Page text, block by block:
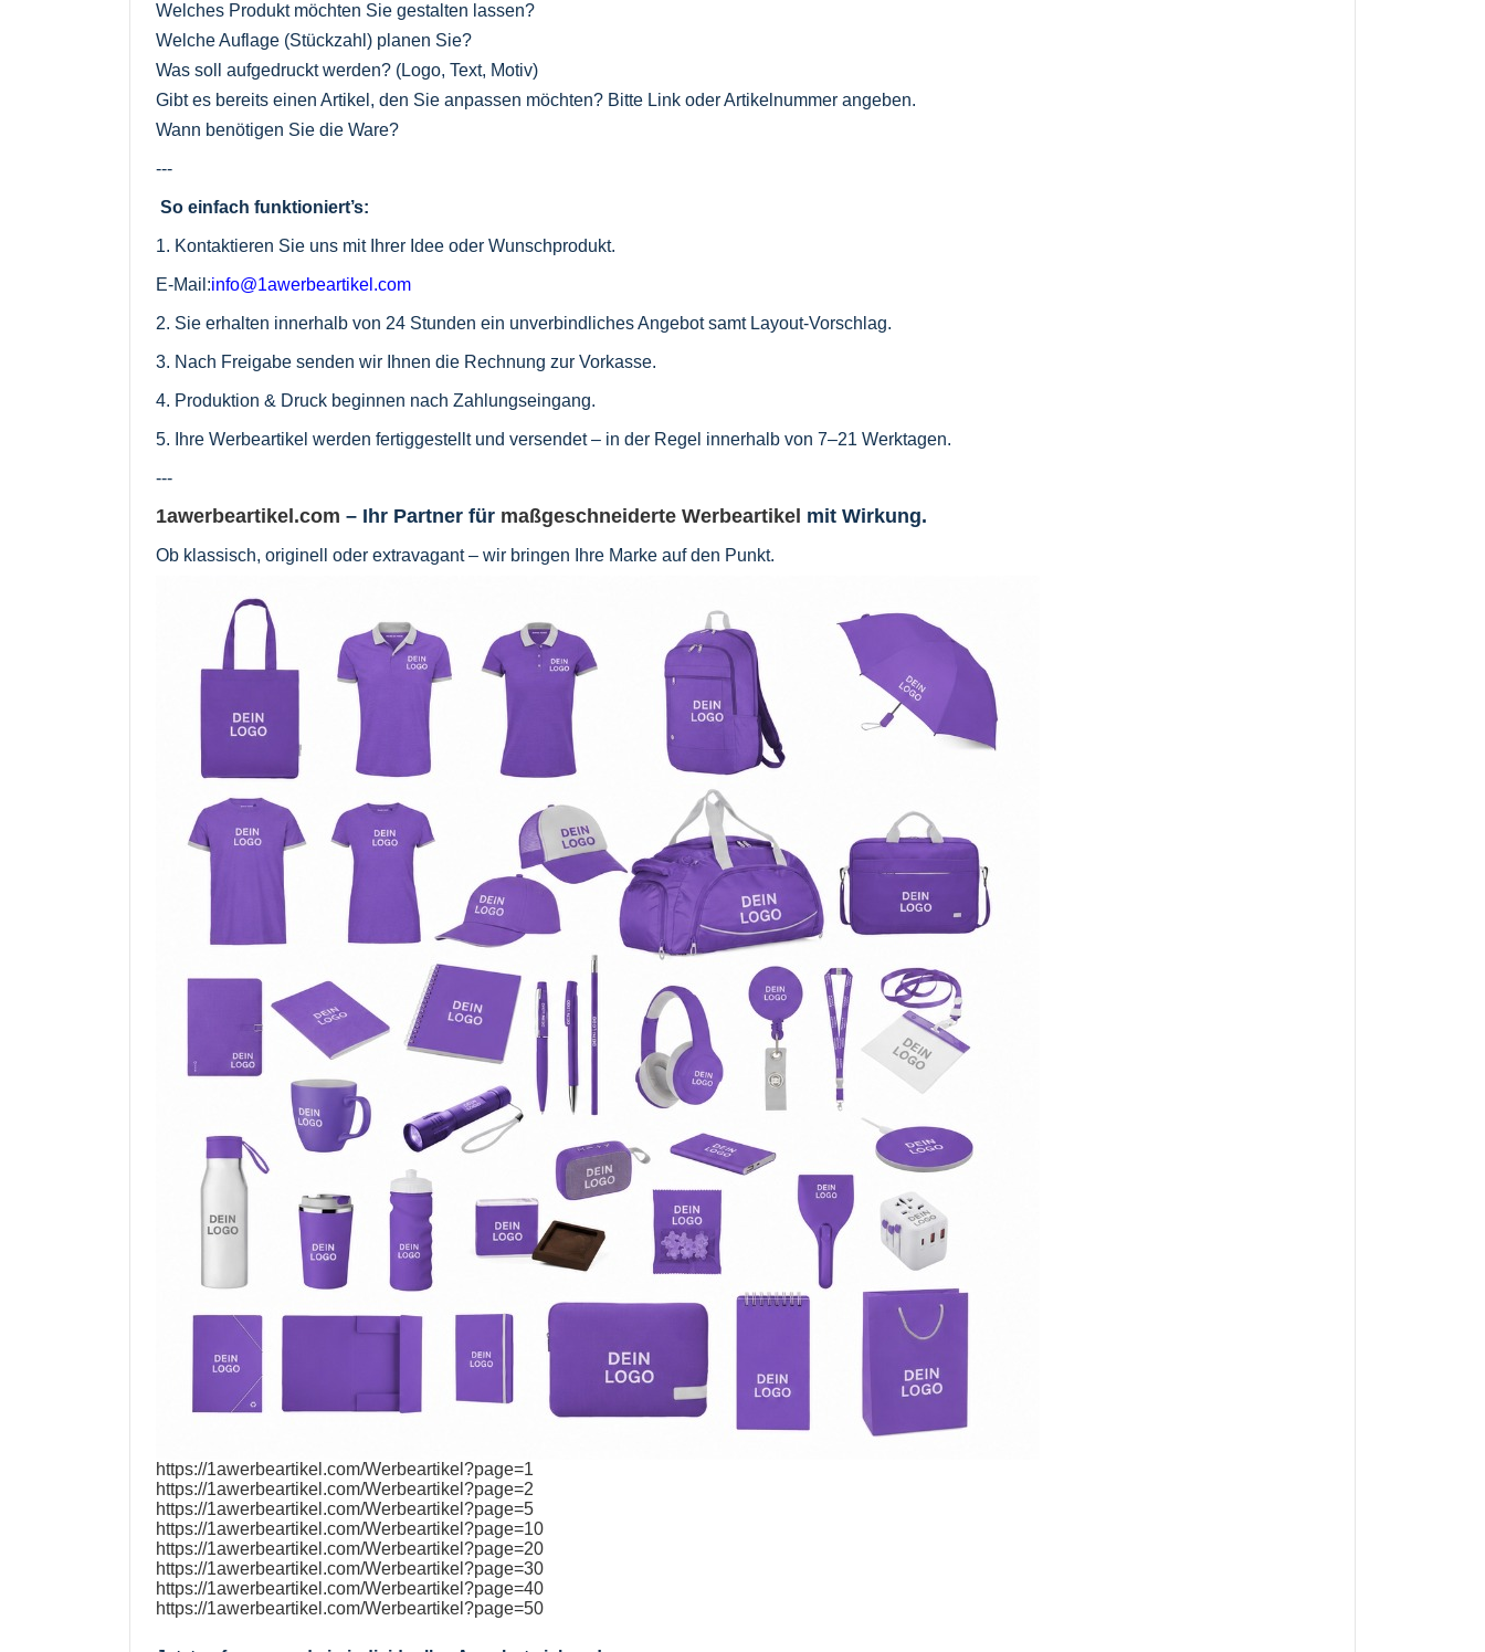
Welches Produkt möchten Sie gestalten lassen?
Welche Auflage (Stückzahl) planen Sie?
Was soll aufgedruckt werden? (Logo, Text, Motiv)
Gibt es bereits einen Artikel, den Sie anpassen möchten? Bitte Link oder Artikelnummer angeben.
Wann benötigen Sie die Ware?
---
So einfach funktioniert’s:
1. Kontaktieren Sie uns mit Ihrer Idee oder Wunschprodukt.
E-Mail:info@1awerbeartikel.com
2. Sie erhalten innerhalb von 24 Stunden ein unverbindliches Angebot samt Layout-Vorschlag.
3. Nach Freigabe senden wir Ihnen die Rechnung zur Vorkasse.
4. Produktion & Druck beginnen nach Zahlungseingang.
5. Ihre Werbeartikel werden fertiggestellt und versendet – in der Regel innerhalb von 7–21 Werktagen.
---
1awerbeartikel.com – Ihr Partner für maßgeschneiderte Werbeartikel mit Wirkung.
Ob klassisch, originell oder extravagant – wir bringen Ihre Marke auf den Punkt.
https://1awerbeartikel.com/Werbeartikel?page=1
https://1awerbeartikel.com/Werbeartikel?page=2
https://1awerbeartikel.com/Werbeartikel?page=5
https://1awerbeartikel.com/Werbeartikel?page=10
https://1awerbeartikel.com/Werbeartikel?page=20
https://1awerbeartikel.com/Werbeartikel?page=30
https://1awerbeartikel.com/Werbeartikel?page=40
https://1awerbeartikel.com/Werbeartikel?page=50